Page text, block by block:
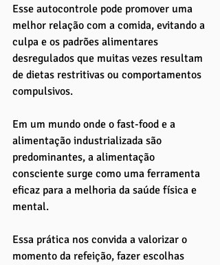
Esse autocontrole pode promover uma
melhor relação com a comida, evitando a
culpa e os padrões alimentares
desregulados que muitas vezes resultam
de dietas restritivas ou comportamentos
compulsivos.
Em um mundo onde o fast-food e a
alimentação industrializada são
predominantes, a alimentação
consciente surge como uma ferramenta
eficaz para a melhoria da saúde física e
mental.
Essa prática nos convida a valorizar o
momento da refeição, fazer escolhas